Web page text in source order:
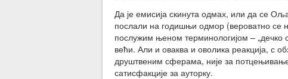
Да је емисија скинута одмах, или да се
послали на годишњи одмор (вероватно се
послужим њеном терминологијом – „дечко
већи. Али и оваква и оволика реакција, с
друштвеним сферама, није за
сатисфакције за ауторку.